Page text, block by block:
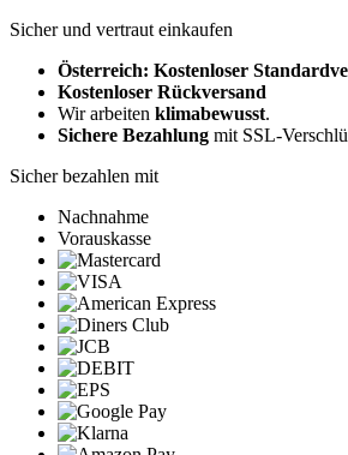
Sicher und vertraut einkaufen
Österreich: Kostenloser
Kostenloser Rückversand
Wir arbeiten klimabewusst.
Sichere Bezahlung mit SSL-
Sicher bezahlen mit
Nachnahme
Vorauskasse